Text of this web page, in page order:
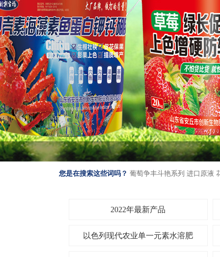
您是在搜索这些词吗？ 葡萄争丰斗艳系列 进口原液
2022年最新产品
以色列现代农业单一元素水溶肥